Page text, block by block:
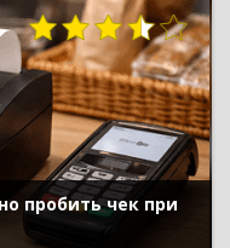
пробить чек при